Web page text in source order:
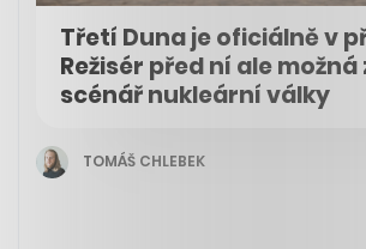
Třetí Duna je oficiálně v
Režisér před ní ale
scénář nukleární války
TOMÁŠ CHLEBEK